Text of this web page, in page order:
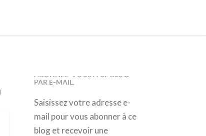
ABONNEZ-VOUS À CE BLOG
PAR E-MAIL.
Saisissez votre adresse e-
mail pour vous abonner à ce
blog et recevoir une